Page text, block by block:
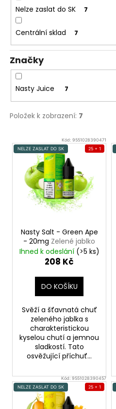
Nelze zaslat do SK 7
Centrální sklad 7
Značky
Nasty Juice 7
Položek k zobrazení: 7
V
ý
Kód: 9551028390471
NELZE ZASLAT DO SK
25 + 1
Nasty Salt - Green Ape
- 20mg Zelené jablko
Ihned k odeslání (>5 ks)
208 Kč
DO KOŠÍKU
Svěží a šťavnatá chuť
zeleného jablka s
charakteristickou
kyselou chutí a jemnou
sladkostí. Tato
osvěžující příchuť...
Kód:9551028390457
NELZE ZASLAT DO SK
25 + 1